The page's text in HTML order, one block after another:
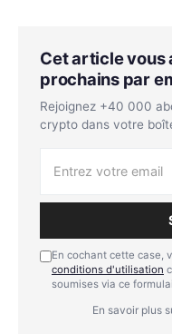
Cet article vous
prochains par
Rejoignez +40 000
crypto dans votre
En cochant cette case,
conditions d'utilisation
soumises via ce
En savoir plus